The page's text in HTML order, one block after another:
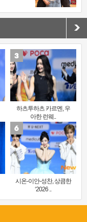
하츠투하츠 카르멘, 우
아한 런웨..
시온-이안-성찬, 상큼한
‘2026 ..